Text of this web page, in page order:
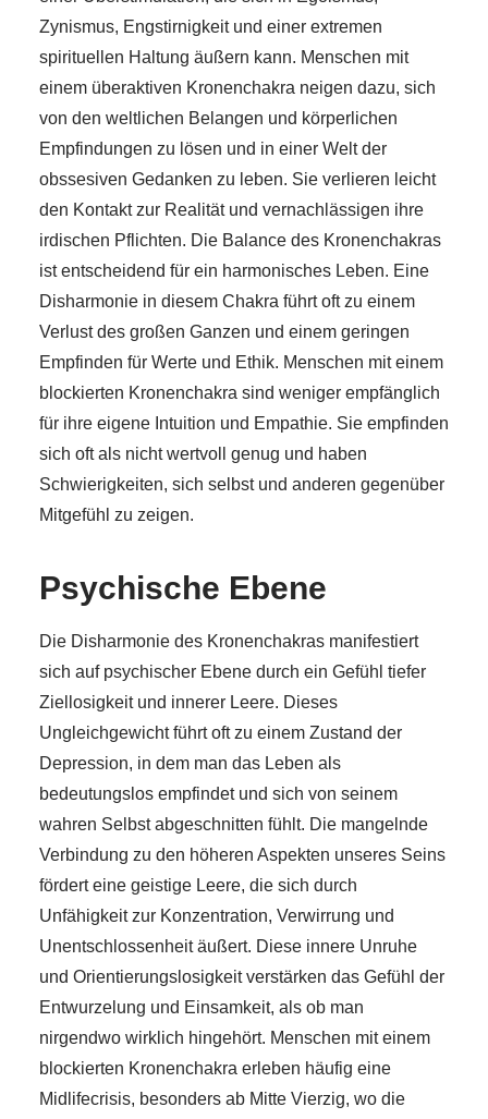
Zynismus, Engstirnigkeit und einer extremen
spirituellen Haltung äußern kann. Menschen mit
einem überaktiven Kronenchakra neigen dazu, sich
von den weltlichen Belangen und körperlichen
Empfindungen zu lösen und in einer Welt der
obssesiven Gedanken zu leben. Sie verlieren leicht
den Kontakt zur Realität und vernachlässigen ihre
irdischen Pflichten. Die Balance des Kronenchakras
ist entscheidend für ein harmonisches Leben. Eine
Disharmonie in diesem Chakra führt oft zu einem
Verlust des großen Ganzen und einem geringen
Empfinden für Werte und Ethik. Menschen mit einem
blockierten Kronenchakra sind weniger empfänglich
für ihre eigene Intuition und Empathie. Sie empfinden
sich oft als nicht wertvoll genug und haben
Schwierigkeiten, sich selbst und anderen gegenüber
Mitgefühl zu zeigen.
Psychische Ebene
Die Disharmonie des Kronenchakras manifestiert
sich auf psychischer Ebene durch ein Gefühl tiefer
Ziellosigkeit und innerer Leere. Dieses
Ungleichgewicht führt oft zu einem Zustand der
Depression, in dem man das Leben als
bedeutungslos empfindet und sich von seinem
wahren Selbst abgeschnitten fühlt. Die mangelnde
Verbindung zu den höheren Aspekten unseres Seins
fördert eine geistige Leere, die sich durch
Unfähigkeit zur Konzentration, Verwirrung und
Unentschlossenheit äußert. Diese innere Unruhe
und Orientierungslosigkeit verstärken das Gefühl der
Entwurzelung und Einsamkeit, als ob man
nirgendwo wirklich hingehört. Menschen mit einem
blockierten Kronenchakra erleben häufig eine
Midlifecrisis, besonders ab Mitte Vierzig, wo die